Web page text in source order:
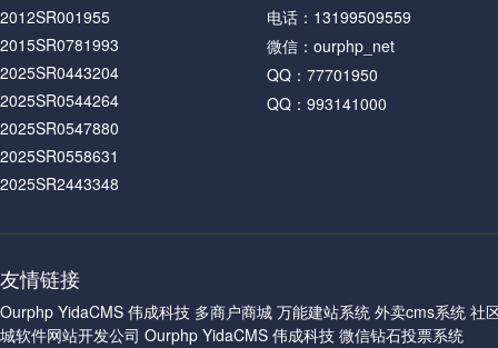
2012SR001955
2015SR0781993
2025SR0443204
2025SR0544264
2025SR0547880
2025SR0558631
2025SR2443348
电话：13199509559
微信：ourphp_net
QQ：77701950
QQ：993141000
友情链接
Ourphp YidaCMS 伟成科技 多商户商城 万能建站系统 外卖cms系统 社
城软件网站开发公司 Ourphp YidaCMS 伟成科技 微信钻石投票系统